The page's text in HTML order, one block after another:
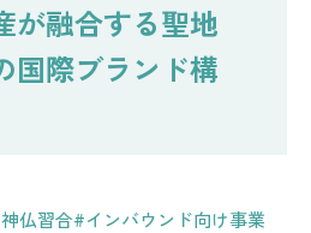
が融合する聖地
国際ブランド構
仏習合#インバウンド向け事業